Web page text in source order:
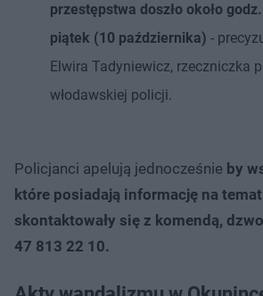
przestępstwa doszło około
piątek (10 października) -
Elwira Tadyniewicz, rzeczniczka
włodawskiej policji.
Policjanci apelują jednocześnie by
które posiadają informację na
skontaktowały się z komendą,
47 813 22 10.